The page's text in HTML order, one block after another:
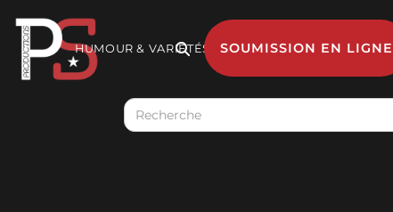
HUMOUR & VARIÉTÉS MUSIQUE GESTION
 SOUMISSION EN LIGNE